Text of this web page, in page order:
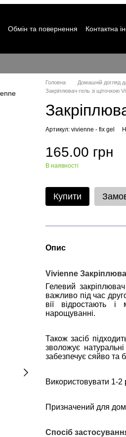
Обмін та повернення Контактна
Головна Домашній догляд
Закріплювач-гель зі щіточкою
Артикул: vivienne - fix gel
165.00 грн
В наявності
Купити
Опис
Vivienne
Гелевий
важливо під час
вії відростають
нарощуванні.
Також засіб
зволожує
забезпечує сяйво та
Використовувати 1-2
Призначений для
Спосіб